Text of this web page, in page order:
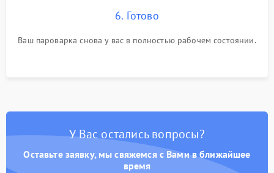
6. Готово
Ваш пароварка снова у вас в полностью рабочем состоянии.
У Вас остались вопросы?
Оставьте заявку, мы свяжемся с Вами в ближайшее
время